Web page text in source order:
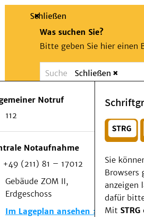
Suche
Schließen
Was suchen Sie?
Bitte geben Sie hier einen
Suchen
Wählen Sie ein Thema für
Notfall
Schließen
Notruf
112
Notaufnahme
+49 (211) 81 – 17012
Gebäude ZOM II,
Erdgeschoss
Im Lageplan ansehen
Sie
Browsers
anzeigen
dafür
Mit STRG
Patienten & Besucher
Als Patient am UKD
Beratung und
Veranstaltungen
Kommunikation im
Notfall
Forschung & Lehre
Medizinische Fakultät